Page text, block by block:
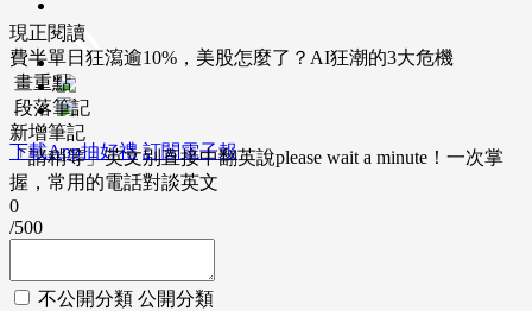
下載App抽好禮 訂閱電子報
現正閱讀
費半單日狂瀉逾10%，美股怎麼了？AI狂潮的3大危機
畫重點
段落筆記
新增筆記
「請稍等」英文別直接中翻英說please wait a minute！一次掌
握，常用的電話對談英文
0
/500
不公開分類 公開分類